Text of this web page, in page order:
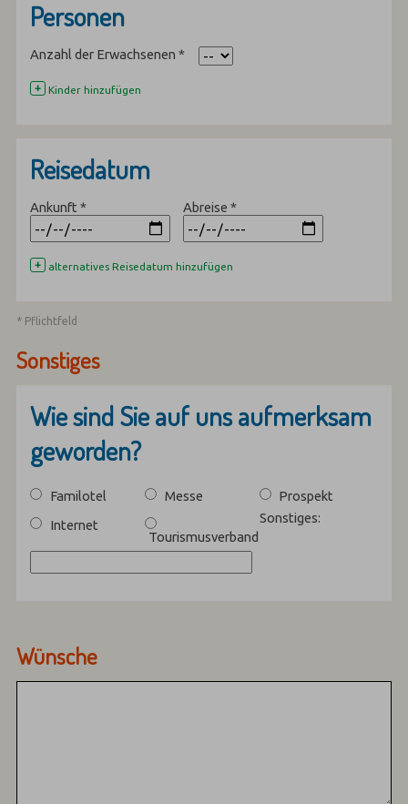
Personen
Anzahl der Erwachsenen*
+ Kinder hinzufügen
Reisedatum
Ankunft* Abreise*
+ alternatives Reisedatum hinzufügen
* Pflichtfeld
Sonstiges
Wie sind Sie auf uns aufmerksam
geworden?
Familotel Messe
Prospekt
Internet
Tourismusverband
Sonstiges:
Wünsche